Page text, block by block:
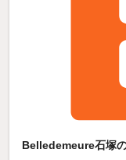
Belledemeure石塚